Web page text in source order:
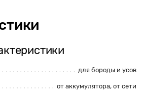
для бороды и усов
от аккумулятора, от сети